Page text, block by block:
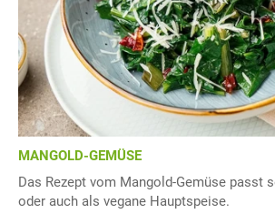
MANGOLD-GEMÜSE
Das Rezept vom Mangold-Gemüse passt
oder auch als vegane Hauptspeise.